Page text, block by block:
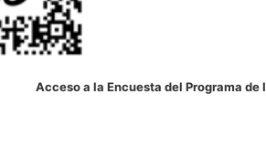
Acceso a la Encuesta del Programa